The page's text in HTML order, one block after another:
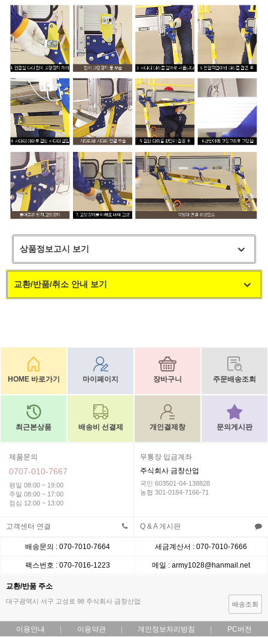
상품정보고시 보기
교환/반품/취소 안내 보기
HOME 바로가기 마이페이지 장바구니 주문배송조회
최근본상품 배송비 선결제 개인결제창 문의게시판
제품문의
0707-010-7667
평일 08:00 ~ 19:00
주말 08:00 ~ 17:00
점심 12:00 ~ 13:00
무통장 입금계좌
주식회사 금창산업
국민 603501-04-138828
농협 301-0184-7166-71
고객센터 연결 Q & A 게시판
배송문의 : 070-7010-7664 세금계산서 : 070-7010-7666
팩스번호 : 070-7016-1223 메일 : army1028@hanmail.net
교환/반품 주소
대구광역시 서구 고성로 98 주식회사 금창산업 배송조회
이용안내 이용약관 개인정보처리방침 PC버전